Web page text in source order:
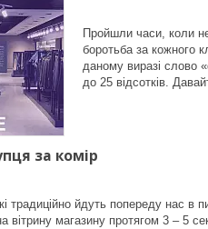
Пройшли часи, коли
боротьба за кожного
даному виразі слово
до 25 відсотків.
за комір
традиційно йдуть попереду нас
вітрину магазину протягом 3 – 5